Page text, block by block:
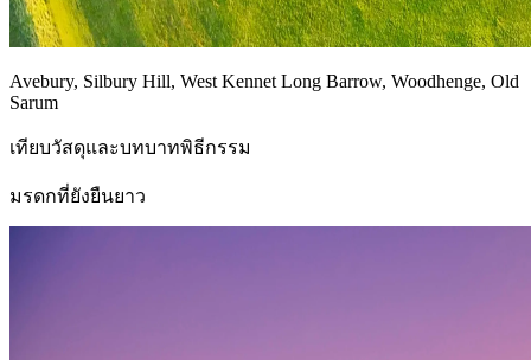
Avebury, Silbury Hill, West Kennet Long Barrow, Woodhenge, Old
Sarum
เทียบวัสดุและบทบาทพิธีกรรม
มรดกที่ยังยืนยาว